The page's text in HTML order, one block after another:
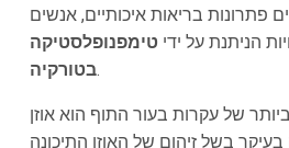
פתרונות בריאות איכותיים, אנשים
הניתנת על ידי טימפנופלסטיקה
בטורקיה.
של עקרות בעור התוף הוא אוזן
בשל זיהום של האוזן התיכונה